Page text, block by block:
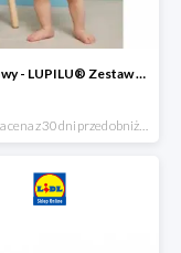
Hit cenowy - LUPILU® Zestaw dziecięcy z biobawełny (body + koszulka + spodenki), 1 komplet